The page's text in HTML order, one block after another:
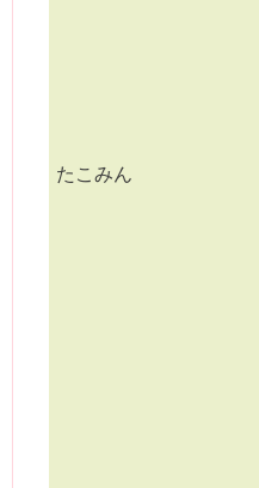
たこみん